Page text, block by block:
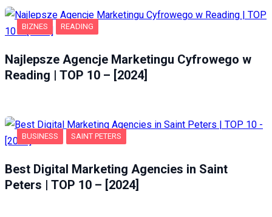
BIZNES READING
Najlepsze Agencje Marketingu Cyfrowego w
Reading | TOP 10 – [2024]
BUSINESS SAINT PETERS
Best Digital Marketing Agencies in Saint
Peters | TOP 10 – [2024]